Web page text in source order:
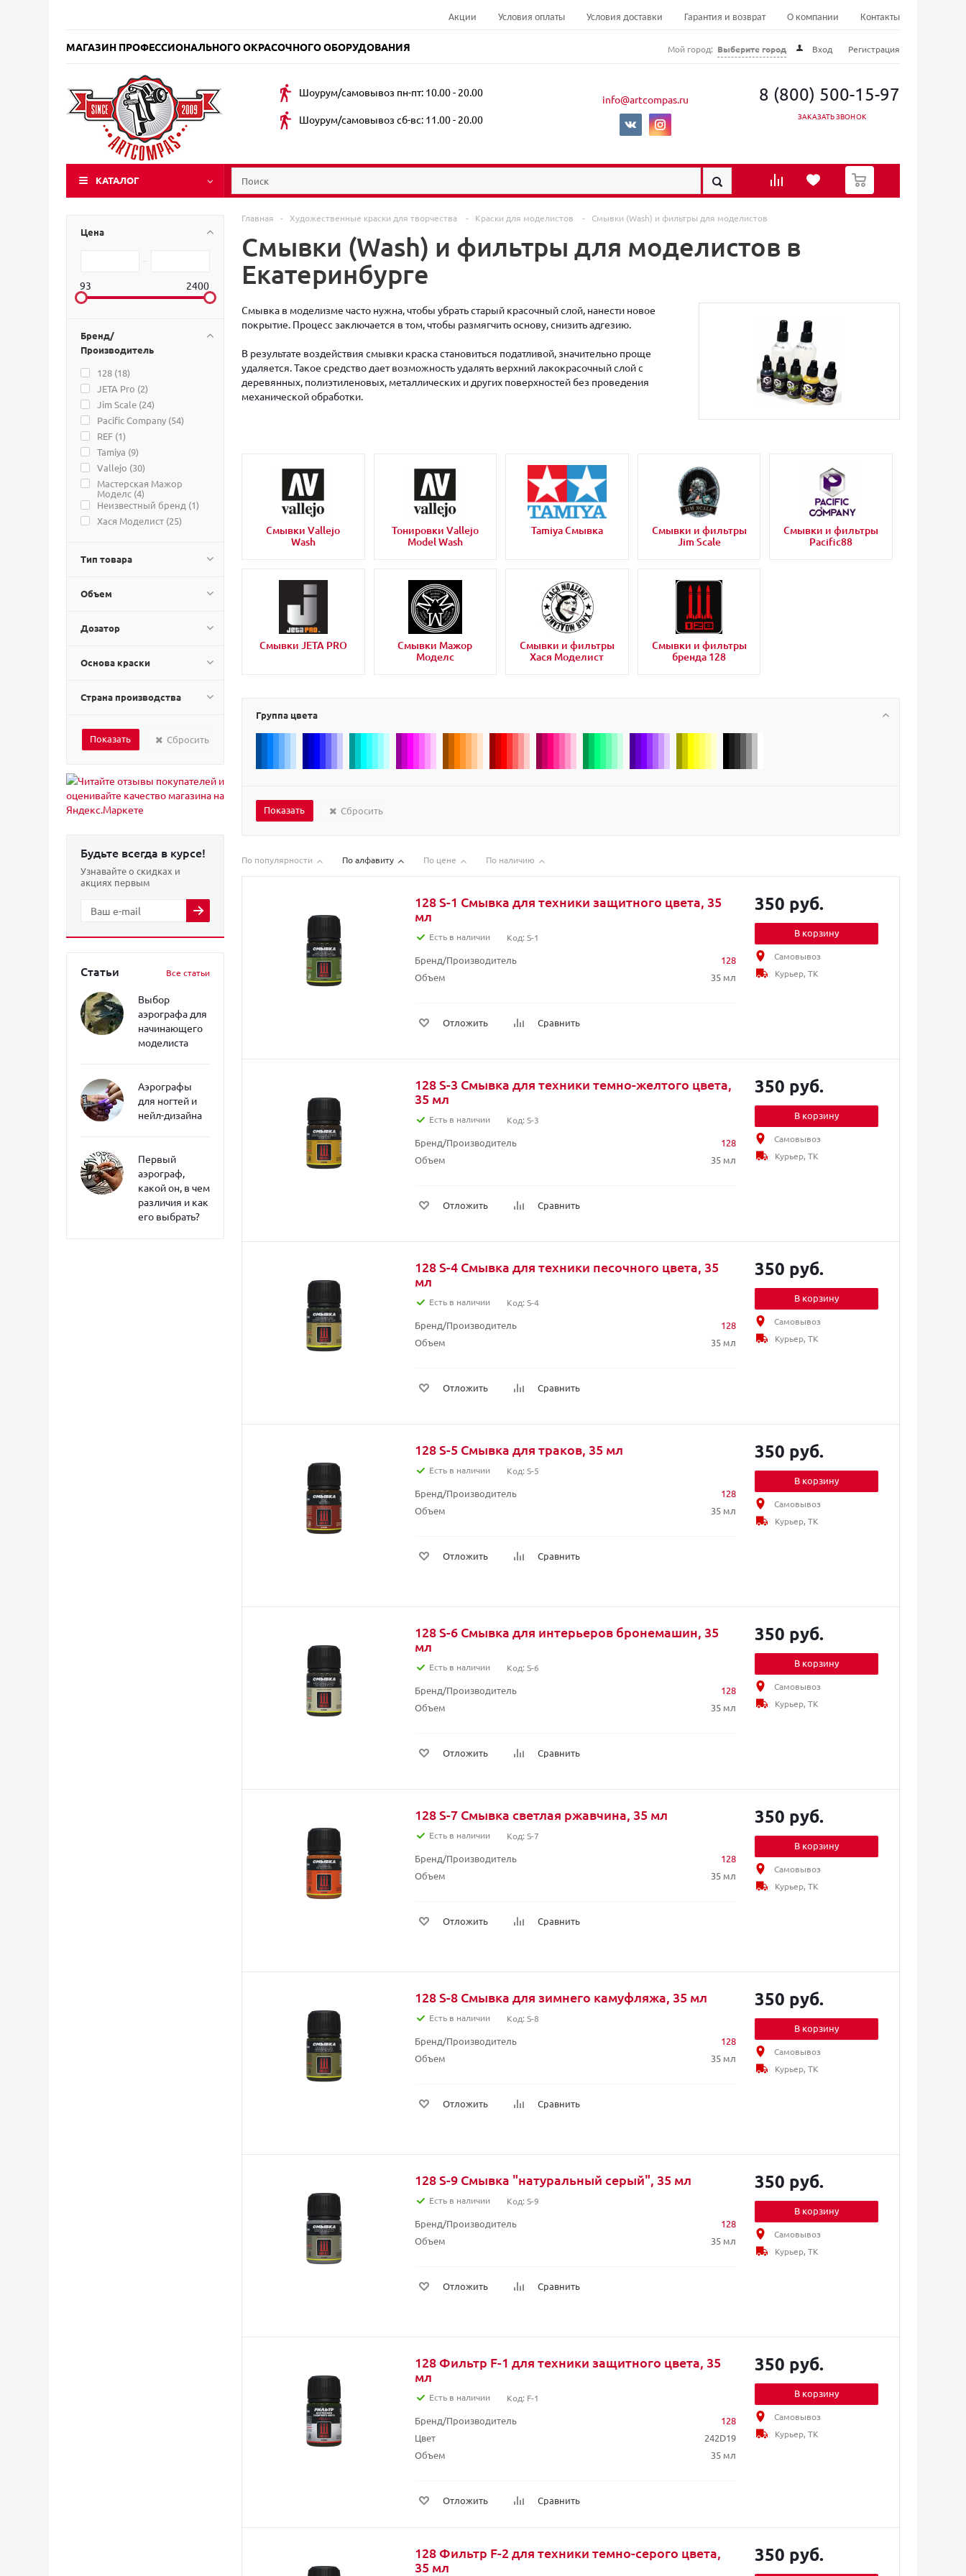
Акции Условия оплаты Условия доставки Гарантия и возврат О компании Контакты
МАГАЗИН ПРОФЕССИОНАЛЬНОГО ОКРАСОЧНОГО ОБОРУДОВАНИЯ Мой город: Выберите город Вход Регистрация
Шоурум/самовывоз пн-пт: 10.00 - 20.00
Шоурум/самовывоз сб-вс: 11.00 - 20.00
info@artcompas.ru 8 (800) 500-15-97
ЗАКАЗАТЬ ЗВОНОК
КАТАЛОГ
0
Цена
93 2400
Бренд/
Производитель
128 (18)
JETA Pro (2)
Jim Scale (24)
Pacific Company (54)
REF (1)
Tamiya (9)
Vallejo (30)
Мастерская Мажор
Моделс (4)
Неизвестный бренд (1)
Хася Моделист (25)
Тип товара
Объем
Дозатор
Основа краски
Страна производства
Сбросить
Будьте всегда в курсе!
Узнавайте о скидках и
акциях первым
Статьи Все статьи
Выбор
аэрографа для
начинающего
моделиста
Аэрографы
для ногтей и
нейл-дизайна
Первый
аэрограф,
какой он, в чем
различия и как
его выбрать?
Главная - Художественные краски для творчества - Краски для моделистов - Смывки (Wash) и фильтры для моделистов
Смывки (Wash) и фильтры для моделистов в
Екатеринбурге
Смывка в моделизме часто нужна, чтобы убрать старый красочный слой, нанести новое
покрытие. Процесс заключается в том, чтобы размягчить основу, снизить адгезию.
В результате воздействия смывки краска становиться податливой, значительно проще
удаляется. Такое средство дает возможность удалять верхний лакокрасочный слой с
деревянных, полиэтиленовых, металлических и других поверхностей без проведения
механической обработки.
Смывки Vallejo
Wash
Тонировки Vallejo
Model Wash
Tamiya Смывка
Смывки и фильтры
Jim Scale
Смывки и фильтры
Pacific88
Смывки JETA PRO
Смывки Мажор
Моделс
Смывки и фильтры
Хася Моделист
Смывки и фильтры
бренда 128
Группа цвета
Сбросить
По популярности По алфавиту По цене По наличию
128 S-1 Смывка для техники защитного цвета, 35
мл
Есть в наличии Код: S-1
Бренд/Производитель
128
Объем
35 мл
Отложить Сравнить
350 руб.
В корзину
Самовывоз
Курьер, ТК
128 S-3 Смывка для техники темно-желтого цвета,
35 мл
Есть в наличии Код: S-3
Бренд/Производитель
128
Объем
35 мл
Отложить Сравнить
350 руб.
В корзину
Самовывоз
Курьер, ТК
128 S-4 Смывка для техники песочного цвета, 35
мл
Есть в наличии Код: S-4
Бренд/Производитель
128
Объем
35 мл
Отложить Сравнить
350 руб.
В корзину
Самовывоз
Курьер, ТК
128 S-5 Смывка для траков, 35 мл
Есть в наличии Код: S-5
Бренд/Производитель
128
Объем
35 мл
Отложить Сравнить
350 руб.
В корзину
Самовывоз
Курьер, ТК
128 S-6 Смывка для интерьеров бронемашин, 35
мл
Есть в наличии Код: S-6
Бренд/Производитель
128
Объем
35 мл
Отложить Сравнить
350 руб.
В корзину
Самовывоз
Курьер, ТК
128 S-7 Смывка светлая ржавчина, 35 мл
Есть в наличии Код: S-7
Бренд/Производитель
128
Объем
35 мл
Отложить Сравнить
350 руб.
В корзину
Самовывоз
Курьер, ТК
128 S-8 Смывка для зимнего камуфляжа, 35 мл
Есть в наличии Код: S-8
Бренд/Производитель
128
Объем
35 мл
Отложить Сравнить
350 руб.
В корзину
Самовывоз
Курьер, ТК
128 S-9 Смывка "натуральный серый", 35 мл
Есть в наличии Код: S-9
Бренд/Производитель
128
Объем
35 мл
Отложить Сравнить
350 руб.
В корзину
Самовывоз
Курьер, ТК
128 Фильтр F-1 для техники защитного цвета, 35
мл
Есть в наличии Код: F-1
Бренд/Производитель
128
Цвет
242D19
Объем
35 мл
Отложить Сравнить
350 руб.
В корзину
Самовывоз
Курьер, ТК
128 Фильтр F-2 для техники темно-серого цвета,
35 мл
350 руб.